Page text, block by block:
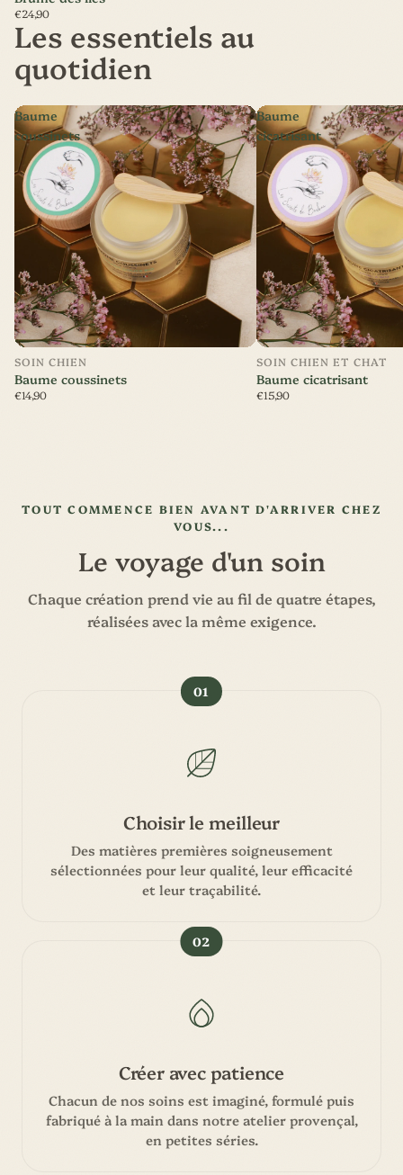
€24,90
Les essentiels au
quotidien
Baume
coussinets
SOIN CHIEN
Baume coussinets
€14,90
Baume
cicatrisant
SOIN CHIEN ET CHAT
Baume cicatrisant
€15,90
TOUT COMMENCE BIEN AVANT D'ARRIVER CHEZ
VOUS...
Le voyage d'un soin
Chaque création prend vie au fil de quatre étapes,
réalisées avec la même exigence.
01
Choisir le meilleur
Des matières premières soigneusement
sélectionnées pour leur qualité, leur efficacité
et leur traçabilité.
02
Créer avec patience
Chacun de nos soins est imaginé, formulé puis
fabriqué à la main dans notre atelier provençal,
en petites séries.